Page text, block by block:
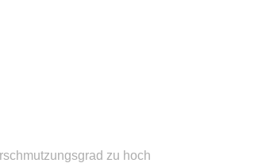
zu hoch